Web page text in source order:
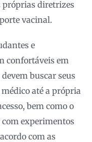
próprias diretrizes
vacinal.
e
confortáveis em
buscar seus
até a própria
bem como o
experimentos
com as